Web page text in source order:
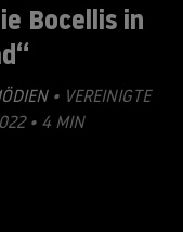
Bocellis in
• VEREINIGTE
• 4 MIN